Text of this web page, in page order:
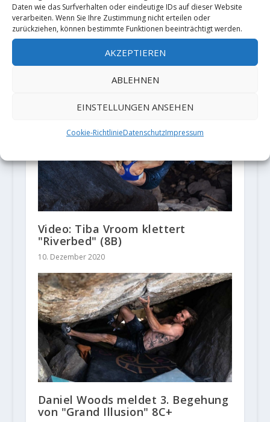
Daten wie das Surfverhalten oder eindeutige IDs auf dieser Website
verarbeiten. Wenn Sie Ihre Zustimmung nicht erteilen oder
zurückziehen, können bestimmte Funktionen beeinträchtigt werden.
AKZEPTIEREN
ABLEHNEN
EINSTELLUNGEN ANSEHEN
Cookie-RichtlinieDatenschutzImpressum
Video: Simon Lorenzi klettert
"Quoi de neuf (8C/V15)"
26. September 2020
Video: Tiba Vroom klettert
"Riverbed" (8B)
10. Dezember 2020
Daniel Woods meldet 3. Begehung
von "Grand Illusion" 8C+